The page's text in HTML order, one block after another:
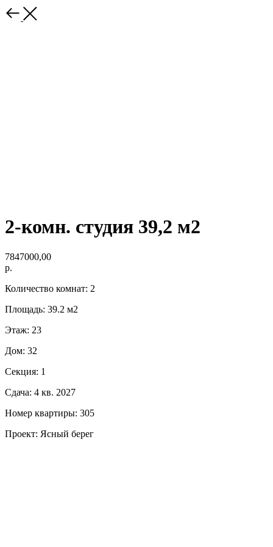
2-комн. студия 39,2 м2
7847000,00
р.
Количество комнат: 2
Площадь: 39.2 м2
Этаж: 23
Дом: 32
Секция: 1
Сдача: 4 кв. 2027
Номер квартиры: 305
Проект: Ясный берег